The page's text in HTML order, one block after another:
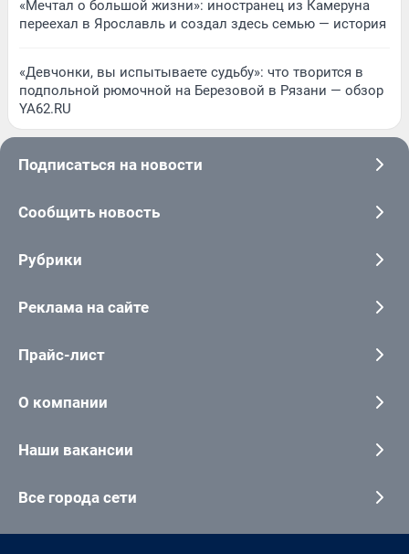
«Мечтал о большой жизни»: иностранец из Камеруна
переехал в Ярославль и создал здесь семью — история
«Девчонки, вы испытываете судьбу»: что творится в
подпольной рюмочной на Березовой в Рязани — обзор
YA62.RU
Подписаться на новости
Сообщить новость
Рубрики
Реклама на сайте
Прайс-лист
О компании
Наши вакансии
Все города сети